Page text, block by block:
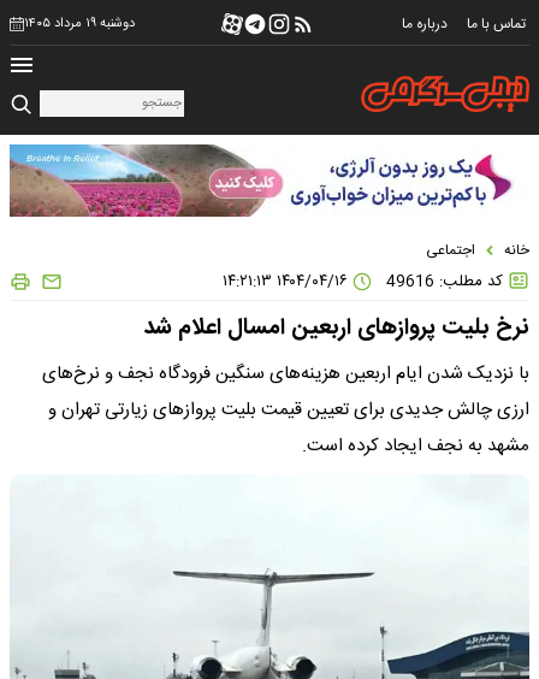
تماس با ما درباره ما دوشنبه ۱۹ مرداد ۱۴۰۵
خانه اجتماعی
کد مطلب: 49616
نرخ بلیت پروازهای اربعین امسال اعلام شد
با نزدیک شدن ایام اربعین هزینه‌های سنگین فرودگاه نجف و نرخ‌های
ارزی چالش جدیدی برای تعیین قیمت بلیت پروازهای زیارتی تهران و
مشهد به نجف ایجاد کرده است.